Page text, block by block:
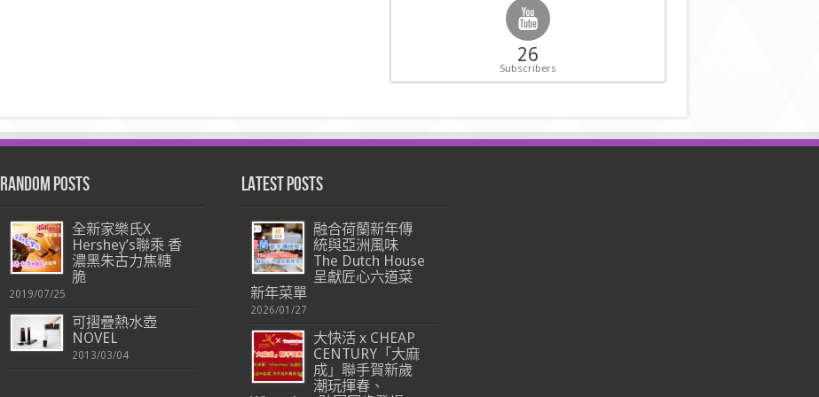
26
Subscribers
Random Posts
全新家樂氏X
Hershey’s聯乘 香
濃黑朱古力焦糖
脆
2019/07/25
可摺疊熱水壺
NOVEL
2013/03/04
Latest Posts
融合荷蘭新年傳
統與亞洲風味
The Dutch House
呈獻匠心六道菜
新年菜單
2026/01/27
大快活 x CHEAP
CENTURY「大麻
成」聯手賀新歲
潮玩揮春、